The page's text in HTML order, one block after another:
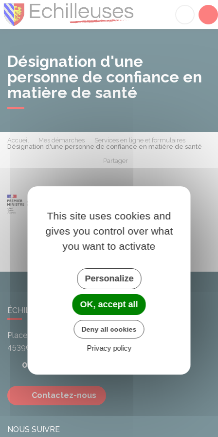
Désignation d'une
personne de confiance en
matière de santé
Accueil Mes démarches
Services en ligne et formulaires
Désignation d'une personne de confiance en matière de santé
Partager
ÉCHILLEUSES
Place de l'Église
45390
02 38 33 60 09
Contactez-nous
NOUS SUIVRE
This site uses cookies and
gives you control over what
you want to activate
Personalize
OK, accept all
Deny all cookies
Privacy policy